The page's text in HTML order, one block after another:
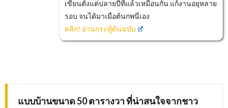
เขียนตั้งแต่ปลายปีที่แล้วเหมือนกัน แก้งานอยุหลาย
รอบ จนได้มาเมื่อต้นกพนี่เอง
คลิก! อ่านกระทู้ต้นฉบับ
แบบบ้านขนาด 50 ตารางวา ที่น่าสนใจจากชาว